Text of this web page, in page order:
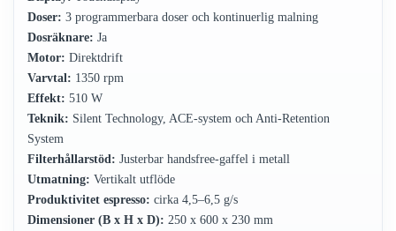
Doser: 3 programmerbara doser och kontinuerlig malning
Dosräknare: Ja
Motor: Direktdrift
Varvtal: 1350 rpm
Effekt: 510 W
Teknik: Silent Technology, ACE-system och Anti-Retention
System
Filterhållarstöd: Justerbar handsfree-gaffel i metall
Utmatning: Vertikalt utflöde
Produktivitet espresso: cirka 4,5–6,5 g/s
Dimensioner (B x H x D): 250 x 600 x 230 mm